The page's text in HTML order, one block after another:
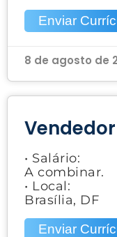
Enviar
8 de agosto de
• Salário:
A combinar.
• Local:
Brasília, DF
Enviar